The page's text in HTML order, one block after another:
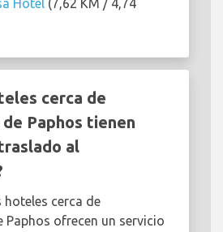
Hotel (7,62 KM / 4,74
cerca de
Paphos tienen
al
hoteles cerca de
Paphos ofrecen un servicio